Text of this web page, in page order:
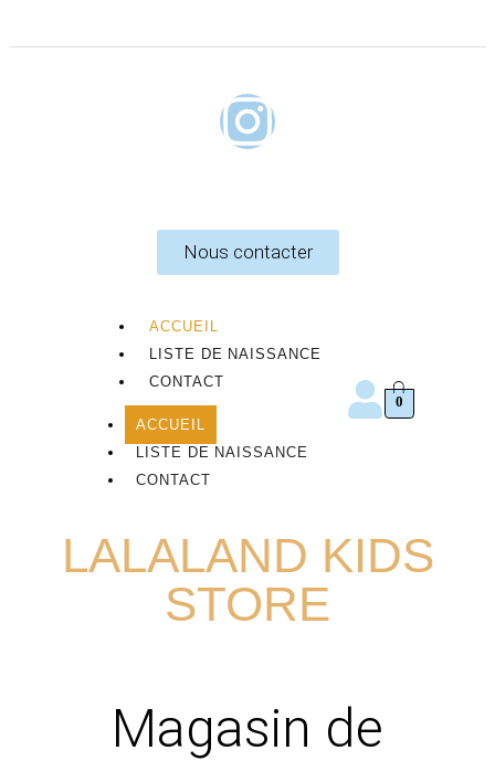
Nous contacter
ACCUEIL
LISTE DE NAISSANCE
CONTACT
ACCUEIL
LISTE DE NAISSANCE
CONTACT
0
LALALAND KIDS
STORE
Magasin de